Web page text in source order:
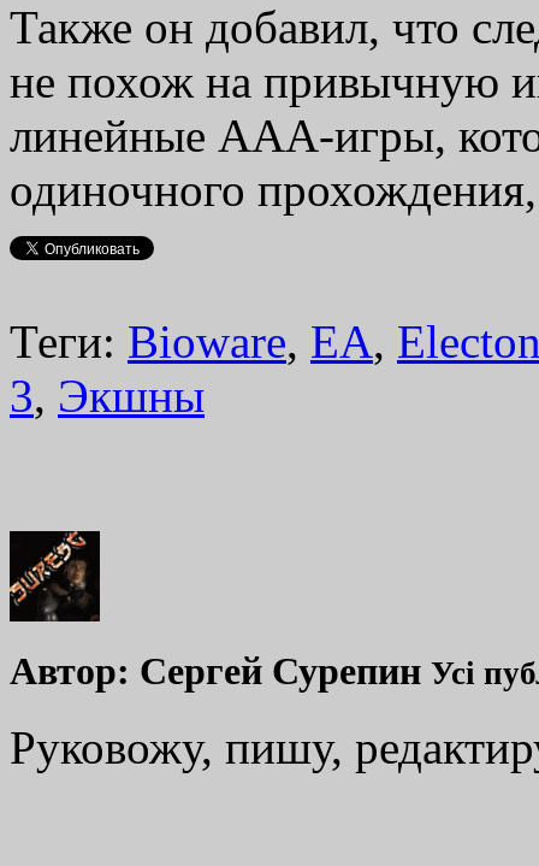
Также он добавил, что
не похож на привычную
линейные AAA-игры,
одиночного
Теги: Bioware, EA,
3, Экшны
Автор: Сергей Сурепин Усі
Руковожу, пишу,